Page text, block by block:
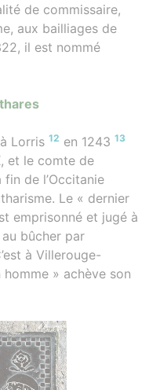
de commissaire,
aux bailliages de
il est nommé
Lorris 12 en 1243 13
et le comte de
fin de l’Occitanie
Le « dernier
emprisonné et jugé à
bûcher par
à Villerouge-
» achève son